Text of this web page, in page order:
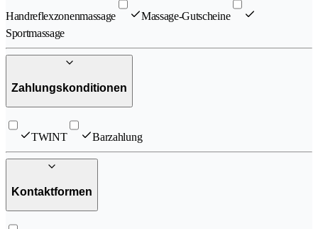
Handreflexzonenmassage
Massage-Gutscheine
Sportmassage
Zahlungskonditionen
TWINT Barzahlung
Kontaktformen